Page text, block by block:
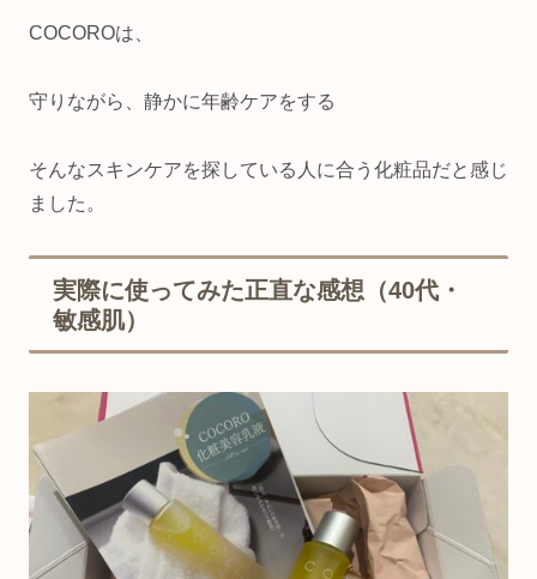
COCOROは、
守りながら、静かに年齢ケアをする
そんなスキンケアを探している人に合う化粧品だと感じ
ました。
実際に使ってみた正直な感想（40代・
敏感肌）